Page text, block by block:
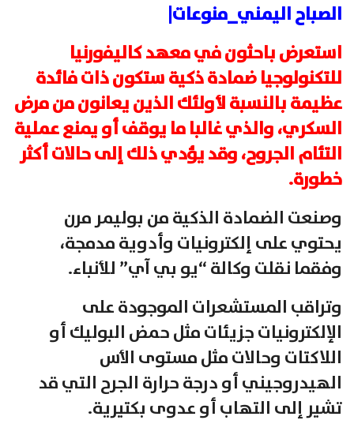
الصباح اليمني_منوعات|
استعرض باحثون في معهد كاليفورنيا
للتكنولوجيا ضمادة ذكية ستكون ذات فائدة
عظيمة بالنسبة لأولئك الذين يعانون من مرض
السكري، والذي غالبا ما يوقف أو يمنع عملية
التئام الجروح، وقد يؤدي ذلك إلى حالات أكثر
خطورة.
وصنعت الضمادة الذكية من بوليمر مرن
يحتوي على إلكترونيات وأدوية مدمجة،
وفقما نقلت وكالة “يو بي آي” للأنباء.
وتراقب المستشعرات الموجودة على
الإلكترونيات جزيئات مثل حمض البوليك أو
اللاكتات وحالات مثل مستوى الأس
الهيدروجيني أو درجة حرارة الجرح التي قد
تشير إلى التهاب أو عدوى بكتيرية.